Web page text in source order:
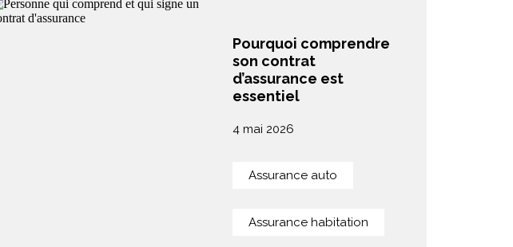
Pourquoi comprendre
son contrat
d’assurance est
essentiel
4 mai 2026
Assurance auto
Assurance habitation